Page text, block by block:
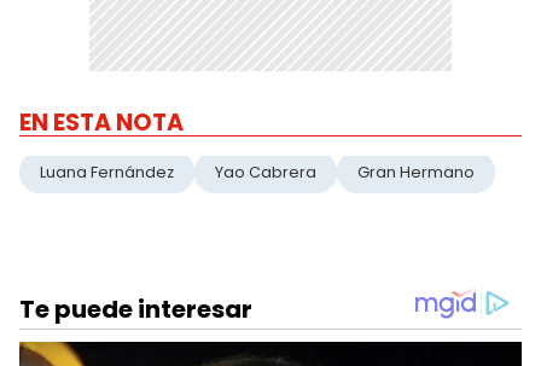
EN ESTA NOTA
Luana Fernández Yao Cabrera Gran Hermano